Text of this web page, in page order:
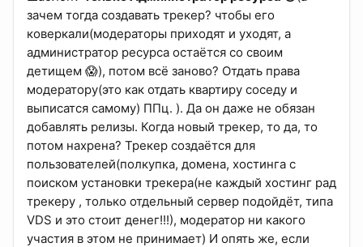
зачем тогда создавать трекер? чтобы его
коверкали(модераторы приходят и уходят, а
администратор ресурса остаётся со своим
детищем 😱), потом всё заново? Отдать права
модератору(это как отдать квартиру соседу и
выписатся самому) ППц. ). Да он даже не обязан
добавлять релизы. Когда новый трекер, то да, то
потом нахрена? Трекер создаётся для
пользователей(полкупка, домена, хостинга с
поиском установки трекера(не каждый хостинг рад
трекеру , только отдельный сервер подойдёт, типа
VDS и это стоит денег!!!), модератор ни какого
участия в этом не принимает) И опять же, если